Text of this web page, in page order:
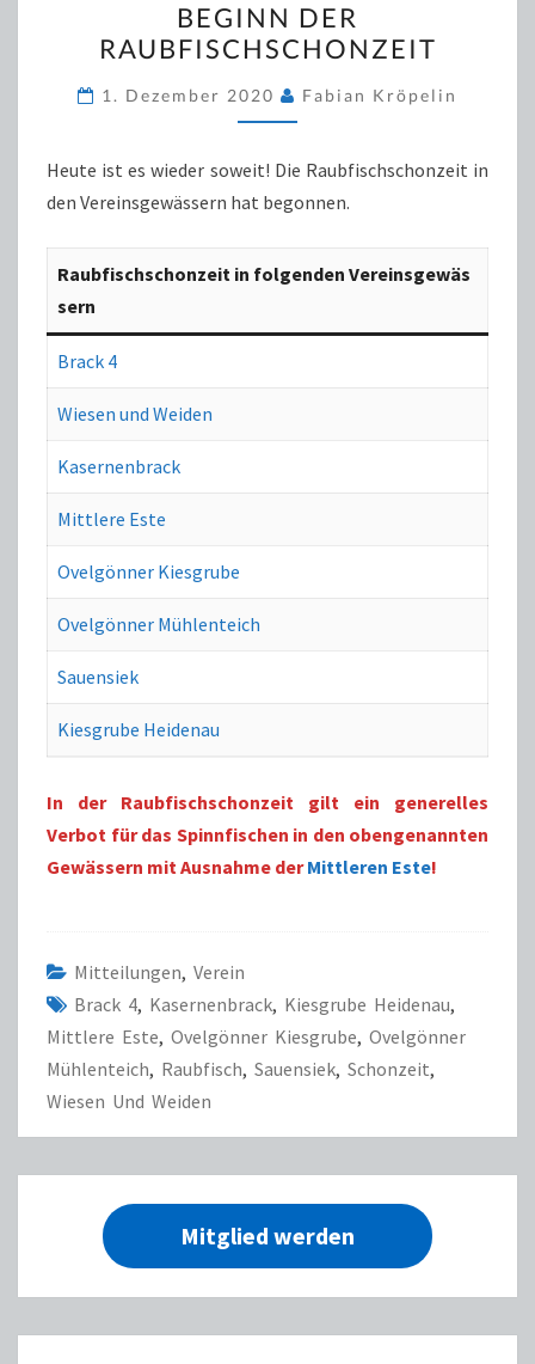
DER
RAUBFISCHSCHONZEIT
BEGINN DER
RAUBFISCHSCHONZEIT
1. Dezember 2020 Fabian Kröpelin
Heute ist es wieder soweit! Die Raubfischschonzeit in
den Vereinsgewässern hat begonnen.
Raubfischschonzeit in folgenden Vereinsgewäs
sern
Brack 4
Wiesen und Weiden
Kasernenbrack
Mittlere Este
Ovelgönner Kiesgrube
Ovelgönner Mühlenteich
Sauensiek
Kiesgrube Heidenau
In der Raubfischschonzeit gilt ein generelles
Verbot für das Spinnfischen in den obengenannten
Gewässern mit Ausnahme derMittleren Este!
Mitteilungen, Verein
Brack 4, Kasernenbrack, Kiesgrube Heidenau,
Mittlere Este, Ovelgönner Kiesgrube, Ovelgönner
Mühlenteich, Raubfisch, Sauensiek, Schonzeit,
Wiesen Und Weiden
Mitglied werden